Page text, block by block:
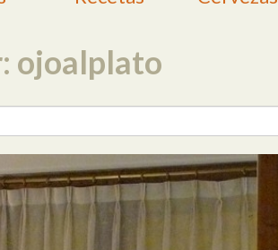
ojoalplato